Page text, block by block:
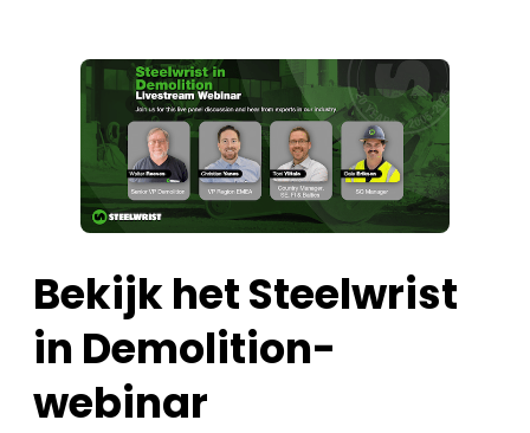
Bekijk het Steelwrist
in Demolition-
webinar